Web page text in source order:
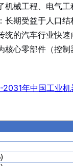
机械工程、电气
：长期受益于人口
统的汽车行业快
核心零部件（控
年中国工业机